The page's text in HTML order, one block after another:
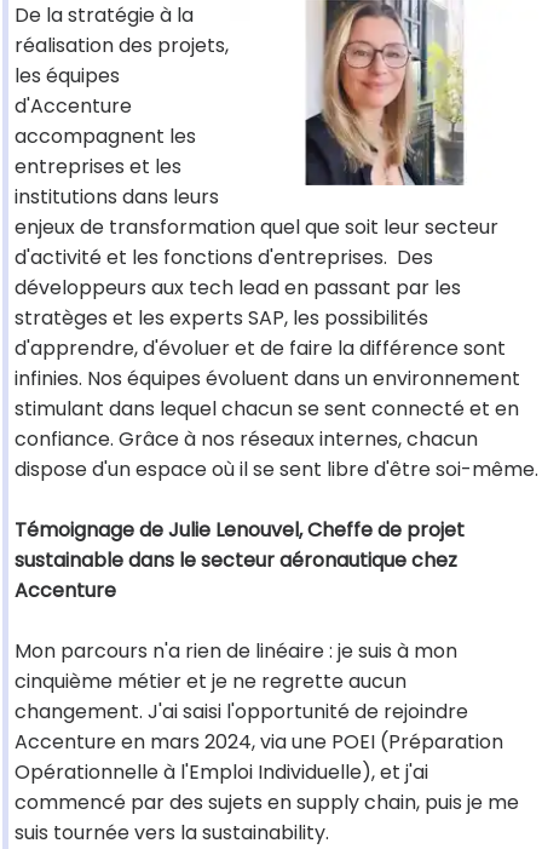
De la stratégie à la
réalisation des projets,
les équipes
d'Accenture
accompagnent les
entreprises et les
institutions dans leurs
enjeux de transformation quel que soit leur secteur
d'activité et les fonctions d'entreprises. Des
développeurs aux tech lead en passant par les
stratèges et les experts SAP, les possibilités
d'apprendre, d'évoluer et de faire la différence sont
infinies. Nos équipes évoluent dans un environnement
stimulant dans lequel chacun se sent connecté et en
confiance. Grâce à nos réseaux internes, chacun
dispose d'un espace où il se sent libre d'être soi-même.
Témoignage de Julie Lenouvel, Cheffe de projet
sustainable dans le secteur aéronautique chez
Accenture
Mon parcours n'a rien de linéaire : je suis à mon
cinquième métier et je ne regrette aucun
changement. J'ai saisi l'opportunité de rejoindre
Accenture en mars 2024, via une POEI (Préparation
Opérationnelle à l'Emploi Individuelle), et j'ai
commencé par des sujets en supply chain, puis je me
suis tournée vers la sustainability.